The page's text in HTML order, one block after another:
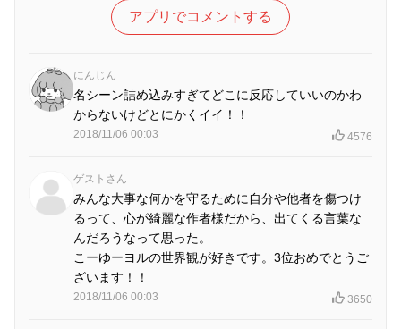
アプリでコメントする
にんじん
名シーン詰め込みすぎてどこに反応していいのかわ
からないけどとにかくイイ！！
2018/11/06 00:03 4576
ゲストさん
みんな大事な何かを守るために自分や他者を傷つけ
るって、心が綺麗な作者様だから、出てくる言葉な
んだろうなって思った。
こーゆーヨルの世界観が好きです。3位おめでとうご
ざいます！！
2018/11/06 00:03 3650